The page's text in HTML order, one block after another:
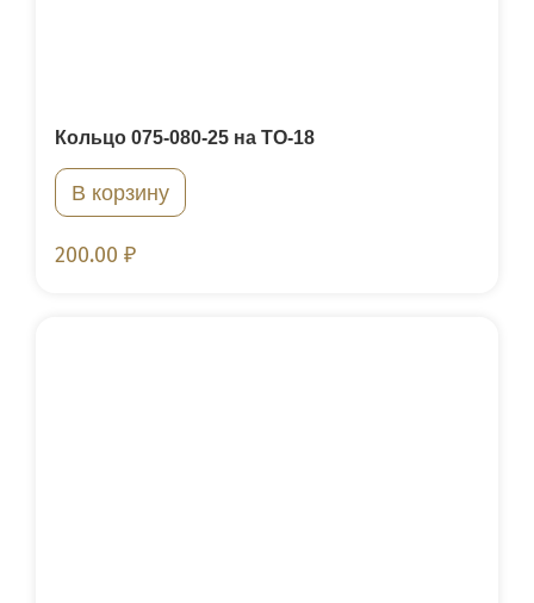
Кольцо 075-080-25 на ТО-18
В корзину
200.00 ₽